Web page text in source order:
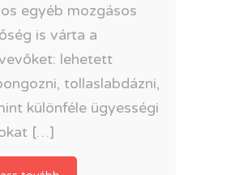
egyéb mozgásos
is várta a
lehetett
tollaslabdázni,
különféle ügyességi
[…]